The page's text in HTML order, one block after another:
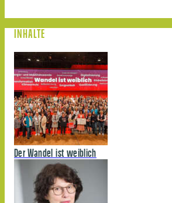
INHALTE
Der Wandel ist weiblich